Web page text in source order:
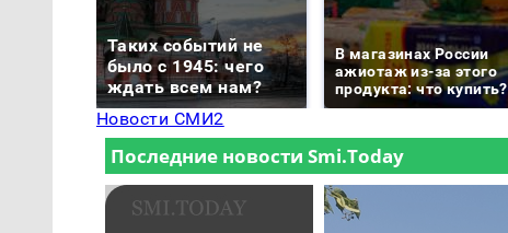
Таких событий не
было с 1945: чего
ждать всем нам?
В магазинах России
ажиотаж из-за этого
продукта: что купить?
Новости СМИ2